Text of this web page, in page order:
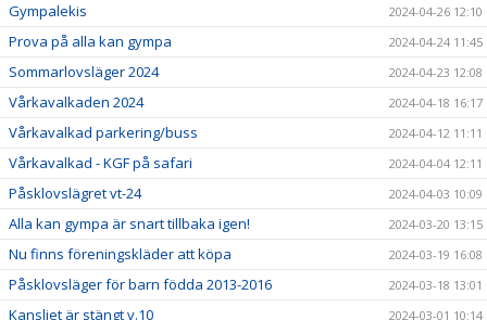
Gympalekis 2024-04-26 12:10
Prova på alla kan gympa 2024-04-24 11:45
Sommarlovsläger 2024 2024-04-23 12:08
Vårkavalkaden 2024 2024-04-18 16:17
Vårkavalkad parkering/buss 2024-04-12 11:11
Vårkavalkad - KGF på safari 2024-04-04 12:11
Påsklovslägret vt-24 2024-04-03 10:09
Alla kan gympa är snart tillbaka igen! 2024-03-20 13:15
Nu finns föreningskläder att köpa 2024-03-19 16:08
Påsklovsläger för barn födda 2013-2016 2024-03-18 13:01
Kansliet är stängt v.10 2024-03-01 10:14